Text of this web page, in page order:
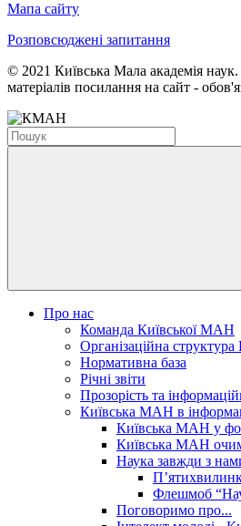
Мапа сайту
Розповсюджені запитання
© 2021 Київська Мала академія
матеріалів посилання на сайт -
Про нас
Команда Київської МАН
Організаційна
Нормативна база
Річні звіти
Прозорість та
Київська МАН в
Київська МАН у
Київська МАН
Наука завжди з
Флешмоб
Поговоримо про...